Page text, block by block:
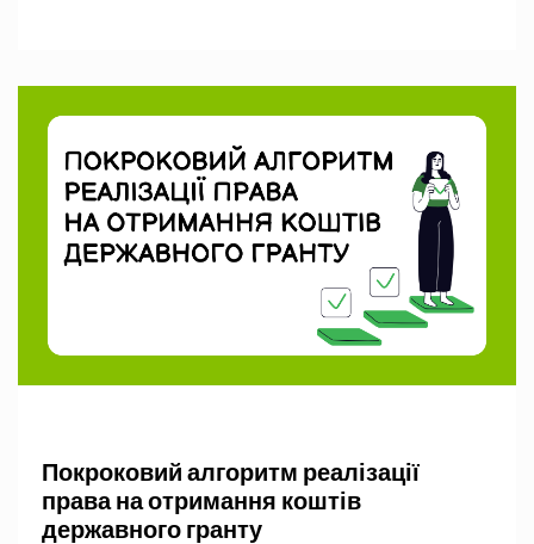
Покроковий алгоритм реалізації
права на отримання коштів
державного гранту